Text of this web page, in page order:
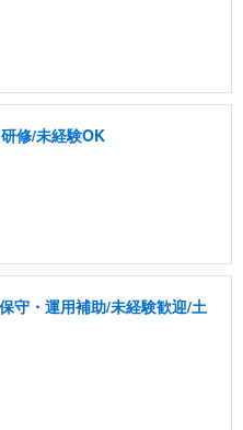
修/未経験OK
守・運用補助/未経験歓迎/土